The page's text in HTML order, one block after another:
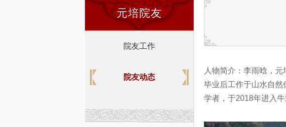
元培院友
院友工作
院友动态
人物简介：李雨晗，
毕业后工作于山水自
学者，于2018年进入